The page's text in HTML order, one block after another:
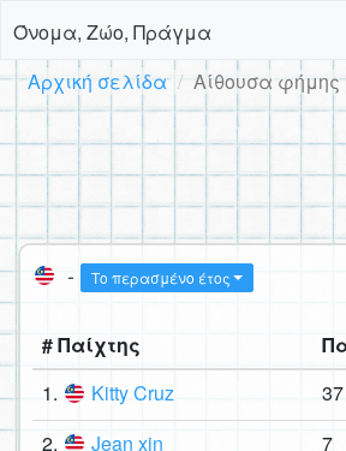
Όνομα, Ζώο, Πράγμα
Αρχική σελίδα Αίθουσα φήμης
- Το περασμένο έτος
# Παίχτης
1.
Kitty Cruz 37
2. Jean xin 7